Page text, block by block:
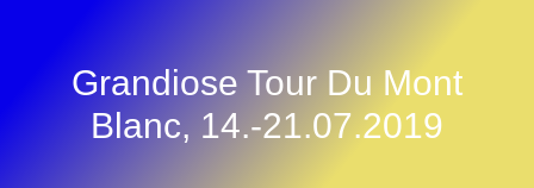
Grandiose Tour Du Mont
Blanc, 14.-21.07.2019